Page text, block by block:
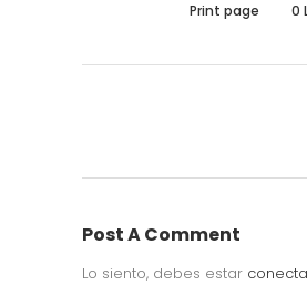
Print page 0
Post A Comment
Lo siento, debes estar